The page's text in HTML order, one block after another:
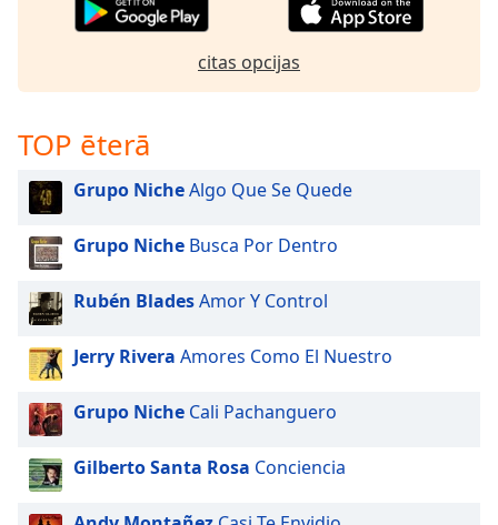
citas opcijas
TOP ēterā
Grupo NicheAlgo Que Se Quede
Grupo Niche Busca Por Dentro
Rubén BladesAmor Y Control
Jerry Rivera Amores Como El Nuestro
Grupo Niche Cali Pachanguero
Gilberto Santa Rosa Conciencia